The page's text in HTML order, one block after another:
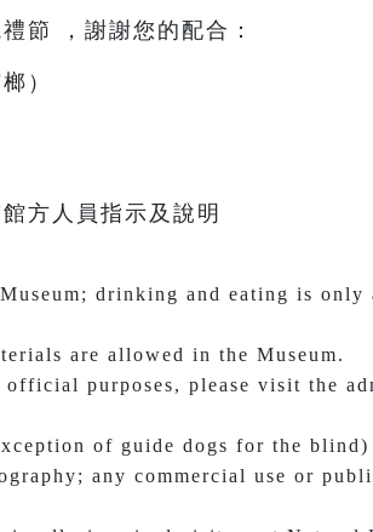
節 ，謝謝您的配合：
）
方人員指示及說明
drinking and eating is only
are allowed in the Museum.
official purposes, please visit the
of guide dogs for the blind)
any commercial use or